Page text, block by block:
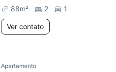
88m² 2 1
Ver contato
Redecorar
Apartamento